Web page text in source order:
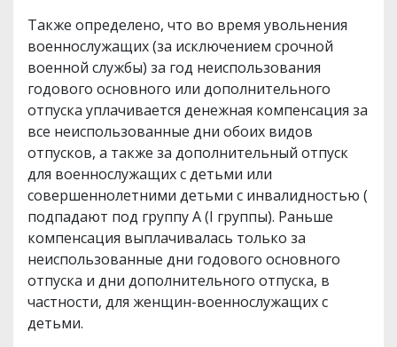
Также определено, что во время увольнения
военнослужащих (за исключением срочной
военной службы) за год неиспользования
годового основного или дополнительного
отпуска уплачивается денежная компенсация за
все неиспользованные дни обоих видов
отпусков, а также за дополнительный отпуск
для военнослужащих с детьми или
совершеннолетними детьми с инвалидностью (
подпадают под группу А (I группы). Раньше
компенсация выплачивалась только за
неиспользованные дни годового основного
отпуска и дни дополнительного отпуска, в
частности, для женщин-военнослужащих с
детьми.